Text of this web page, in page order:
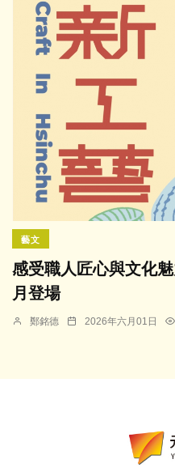
藝文
感受職人匠心與文化
月登場
鄭銘德 2026年六月01日